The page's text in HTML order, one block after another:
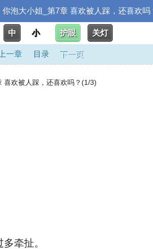
泡大小姐_第7章 喜欢被人踩，还喜欢吗
中 小 护眼 关灯
上一章 目录 下一页
喜欢被人踩，还喜欢吗？(1/3)
牵扯。